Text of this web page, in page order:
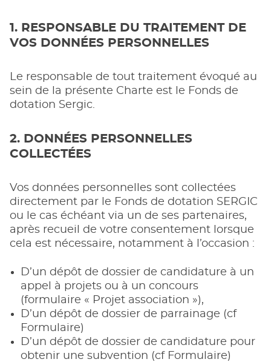
1. RESPONSABLE DU TRAITEMENT DE
VOS DONNÉES PERSONNELLES
Le responsable de tout traitement évoqué au
sein de la présente Charte est le Fonds de
dotation Sergic.
2. DONNÉES PERSONNELLES
COLLECTÉES
Vos données personnelles sont collectées
directement par le Fonds de dotation SERGIC
ou le cas échéant via un de ses partenaires,
après recueil de votre consentement lorsque
cela est nécessaire, notamment à l’occasion :
D’un dépôt de dossier de candidature à un
appel à projets ou à un concours
(formulaire « Projet association »),
D’un dépôt de dossier de parrainage (cf
Formulaire)
D’un dépôt de dossier de candidature pour
obtenir une subvention (cf Formulaire)